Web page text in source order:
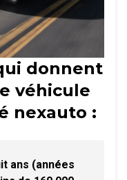
donnent
véhicule
nexauto :
ans (années